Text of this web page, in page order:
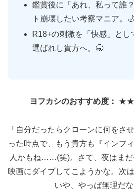
鑑賞後に「あれ、私って誰
ト崩壊したい考察マニア。
R18+の刺激を「快感」とし
選ばれし貴方へ。🥱
ヨフカシのおすすめ度：
「自分だったらクローンに何をさ
った時点で、もう貴方も『インフ
人かもね……(笑)。さて、夜はま
映画にダイブしてこようかな。次
いや、やっぱ無理だな